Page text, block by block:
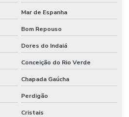
Mar de Espanha
Bom Repouso
Dores do Indaiá
Conceição do Rio Verde
Chapada Gaúcha
Perdigão
Cristais